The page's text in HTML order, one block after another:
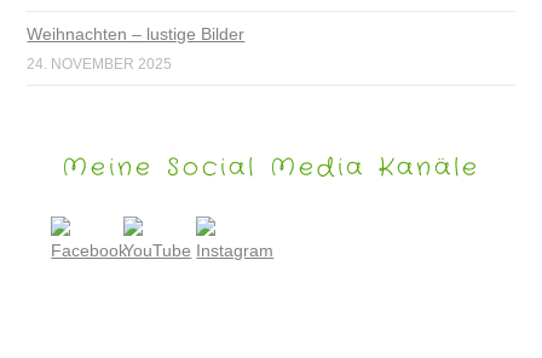
Weihnachten – lustige Bilder
24. NOVEMBER 2025
Meine Social Media Kanäle